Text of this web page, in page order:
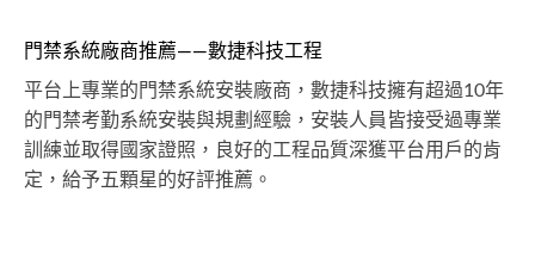
門禁系統廠商推薦——數捷科技工程
平台上專業的門禁系統安裝廠商，數捷科技擁有超過10年
的門禁考勤系統安裝與規劃經驗，安裝人員皆接受過專業
訓練並取得國家證照，良好的工程品質深獲平台用戶的肯
定，給予五顆星的好評推薦。